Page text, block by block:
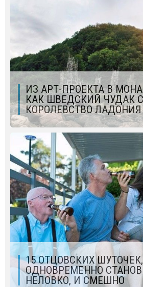
ИЗ АРТ-ПРОЕКТА В
КАК ШВЕДСКИЙ ЧУДАК
КОРОЛЕВСТВО ЛАДОНИЯ
15 ОТЦОВСКИХ
ОДНОВРЕМЕННО
НЕЛОВКО, И СМЕШНО